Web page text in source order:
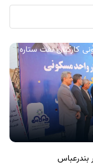
زنی ۲۰۰۰ واحد مسکونی کارکنان نفت ستاره